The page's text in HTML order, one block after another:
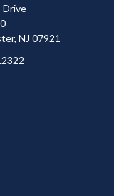
Drive
NJ 07921